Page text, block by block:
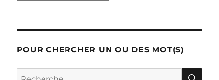
POUR CHERCHER UN OU DES MOT(S)
Recherche